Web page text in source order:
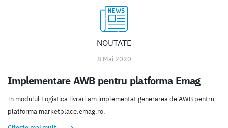
NOUTATE
8 Mai 2020
Implementare AWB pentru platforma Emag
In modulul Logistica livrari am implementat generarea de AWB pentru
platforma marketplace.emag.ro.